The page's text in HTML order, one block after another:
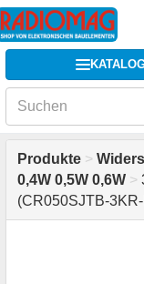
Produkte >
0,4W 0,5W 0,6W >
(CR050SJTB-